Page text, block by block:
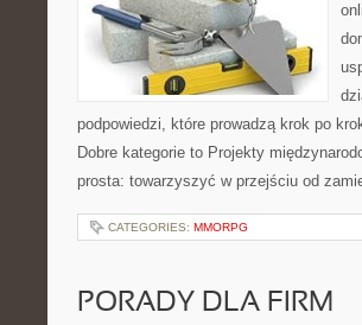
podpowiedzi, które prowadzą krok po
Dobre kategorie to Projekty
prosta: towarzyszyć w przejściu od
CATEGORIES: MMORPG
PORADY DLA FIRM